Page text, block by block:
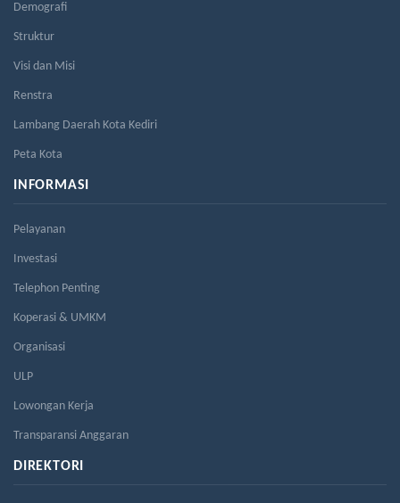
Demografi
Struktur
Visi dan Misi
Renstra
Lambang Daerah Kota Kediri
Peta Kota
INFORMASI
Pelayanan
Investasi
Telephon Penting
Koperasi & UMKM
Organisasi
ULP
Lowongan Kerja
Transparansi Anggaran
DIREKTORI